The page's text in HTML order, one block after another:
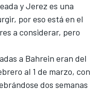
y Jerez es una
por eso está en el
a considerar, pero
a Bahrein eran del
al 1 de marzo, con
dos semanas